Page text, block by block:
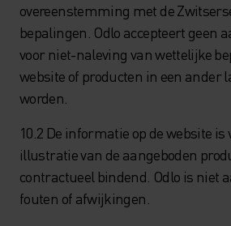
overeenstemming met de
bepalingen. Odlo accepteert geen
voor niet-naleving van wettelijke
website of producten in een ander
worden.
10.2 De informatie op de website is
illustratie van de aangeboden
contractueel bindend. Odlo is niet
fouten of afwijkingen.